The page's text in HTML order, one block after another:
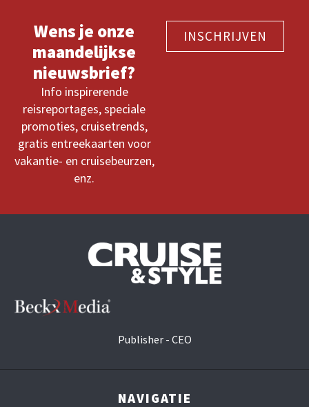
Wens je onze
maandelijkse
nieuwsbrief?
Info inspirerende
reisreportages, speciale
promoties, cruisetrends,
gratis entreekaarten voor
vakantie- en cruisebeurzen,
enz.
INSCHRIJVEN
Publisher - CEO
NAVIGATIE